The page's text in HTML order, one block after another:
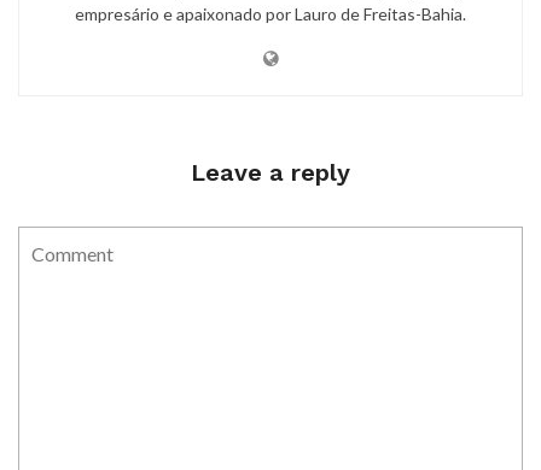
empresário e apaixonado por Lauro de Freitas-Bahia.
Leave a reply